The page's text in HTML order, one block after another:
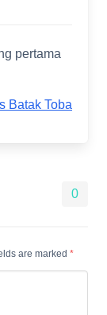
pertama
Batak Toba
0
are marked *